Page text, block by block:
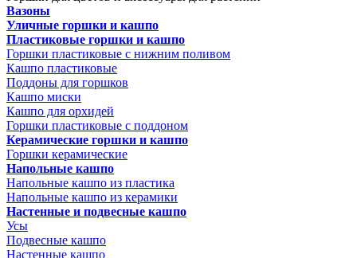
Вазоны
Уличные горшки и кашпо
Пластиковые горшки и кашпо
Горшки пластиковые с нижним поливом
Кашпо пластиковые
Поддоны для горшков
Кашпо миски
Кашпо для орхидей
Горшки пластиковые с поддоном
Керамические горшки и кашпо
Горшки керамические
Напольные кашпо
Напольные кашпо из пластика
Напольные кашпо из керамики
Настенные и подвесные кашпо
Усы
Подвесные кашпо
Настенные кашпо